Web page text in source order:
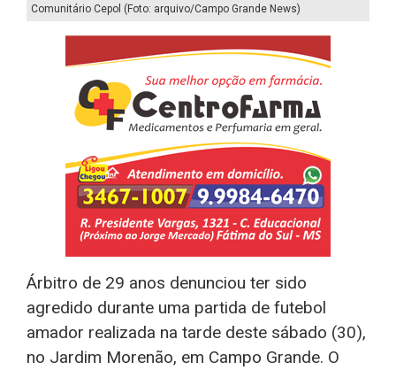
Comunitário Cepol (Foto: arquivo/Campo Grande News)
Árbitro de 29 anos denunciou ter sido
agredido durante uma partida de futebol
amador realizada na tarde deste sábado (30),
no Jardim Morenão, em Campo Grande. O